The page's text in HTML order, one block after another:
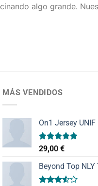
algo grande.
MÁS VENDIDOS
On1 Jersey UNIF
Valorado
con
de 5
29,00 €
Beyond Top NLY